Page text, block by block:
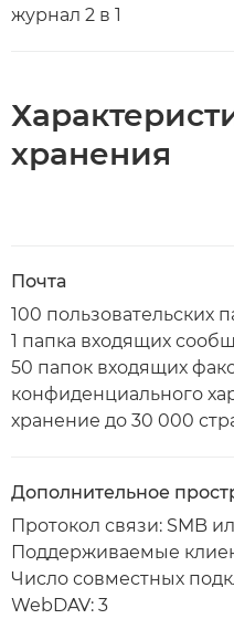
журнал 2 в 1
хранения
Почта
100 пользовательских
1 папка входящих
50 папок входящих
конфиденциального
хранение до 30 000
Дополнительное
Протокол связи: SMB
Поддерживаемые
Число совместных
WebDAV: 3